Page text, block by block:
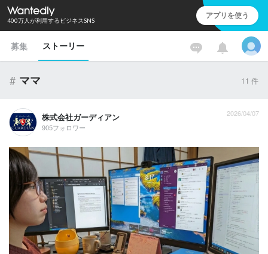
400万人が利用するビジネスSNS アプリを使う
募集 ストーリー
# ママ 11 件
株式会社ガーディアン
905フォロワー
2026/04/07